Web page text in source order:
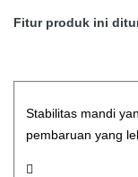
Fitur produk ini
Stabilitas mandi
pembaruan yang
